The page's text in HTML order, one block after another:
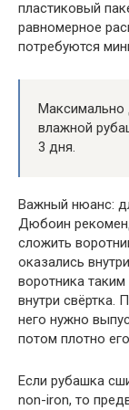
пластиковый
равномерное
потребуются
Максимально
влажной
3 дня.
Важный нюанс:
Дюбоин
сложить
оказались
воротника
внутри свёртка.
него нужно
потом плотно
Если рубашка
non-iron, то